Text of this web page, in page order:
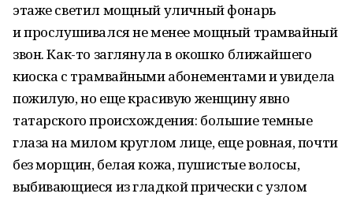
этаже светил мощный уличный фонарь
и прослушивался не менее мощный трамвайный
звон. Как-то заглянула в окошко ближайшего
киоска с трамвайными абонементами и увидела
пожилую, но еще красивую женщину явно
татарского происхождения: большие темные
глаза на милом круглом лице, еще ровная, почти
без морщин, белая кожа, пушистые волосы,
выбивающиеся из гладкой прически с узлом